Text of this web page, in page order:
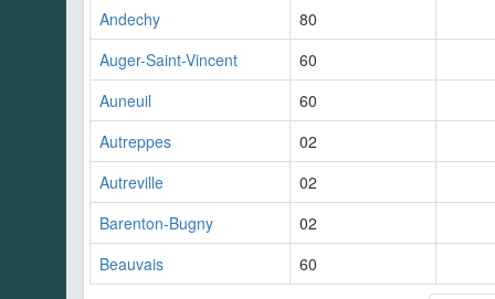
Andechy
80
Auger-Saint-Vincent
60
Auneuil
60
Autreppes
02
Autreville
02
Barenton-Bugny
02
Beauvais
60